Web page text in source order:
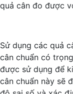
quả cân đo được
Sử dụng các quả
cân chuẩn có
được sử dụng để
cân chuẩn này sẽ